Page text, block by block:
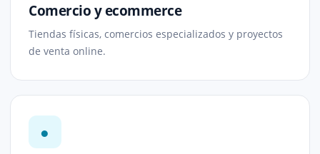
Comercio y ecommerce
Tiendas físicas, comercios especializados y proyectos
de venta online.
●